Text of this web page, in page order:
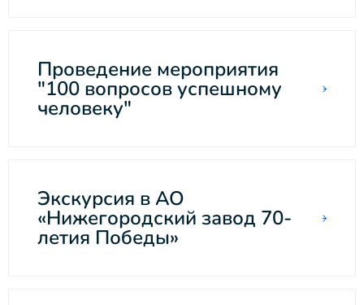
Проведение мероприятия
"100 вопросов успешному
человеку"
Экскурсия в АО
«Нижегородский завод 70-
летия Победы»